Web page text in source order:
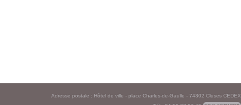
Adresse postale : Hôtel de ville - place Charles-de-Gaulle - 74302 Cluses CEDEX